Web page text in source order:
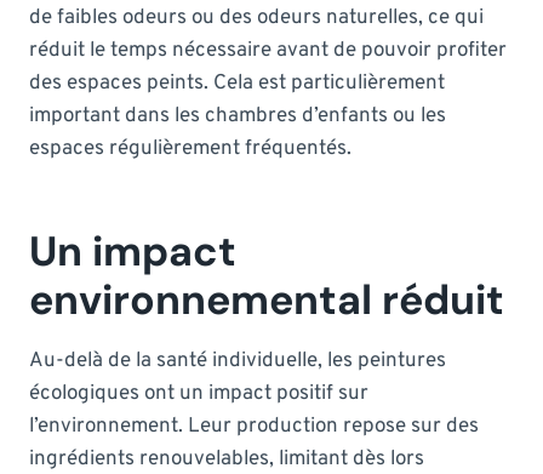
de faibles odeurs ou des odeurs naturelles, ce qui
réduit le temps nécessaire avant de pouvoir profiter
des espaces peints. Cela est particulièrement
important dans les chambres d’enfants ou les
espaces régulièrement fréquentés.
Un impact
environnemental réduit
Au-delà de la santé individuelle, les peintures
écologiques ont un impact positif sur
l’environnement. Leur production repose sur des
ingrédients renouvelables, limitant dès lors